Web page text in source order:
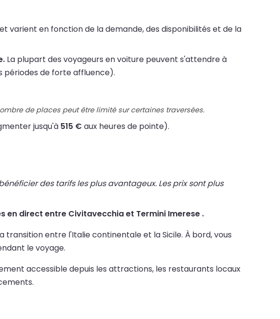
varient en fonction de la demande, des disponibilités et de la
La plupart des voyageurs en voiture peuvent s'attendre à
périodes de forte affluence).
de places peut être limité sur certaines traversées.
jusqu'à 515 € aux heures de pointe).
des tarifs les plus avantageux. Les prix sont plus
en direct entre Civitavecchia et Termini Imerese .
entre l'Italie continentale et la Sicile. À bord, vous
le voyage.
accessible depuis les attractions, les restaurants locaux